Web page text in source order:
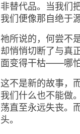
非替代品。当我们
我们便像那自绝于
祂所说的，何尝不
却悄悄切断了与真
面变得干枯——哪怕
这不是新的故事，
我们什么也不能做
荡直至永远失丧。
头。